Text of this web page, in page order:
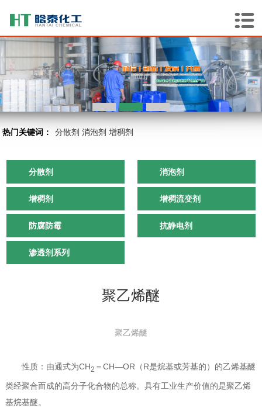
热门关键词： 分散剂 消泡剂 增稠剂
分散剂 消泡剂
增稠剂 增稠流变剂
防腐防霉 抗静电剂
渗透剂系列
聚乙烯醚
聚乙烯醚
性质：由通式为CH2 ＝CH—OR（R是烷基或芳基的）的乙烯基醚
类经聚合而成的高分子化合物的总称。具有工业生产价值的是聚乙烯
基烷基醚。